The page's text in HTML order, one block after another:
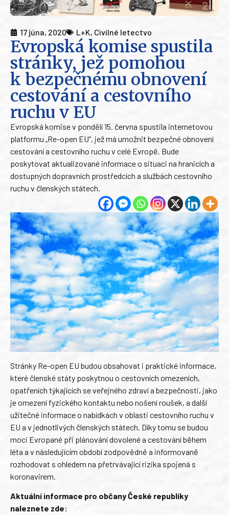
17 júna, 2020 L+K, Civilné letectvo
Evropská komise spustila
stránky, jež pomohou
k bezpečnému obnovení
cestování a cestovního
ruchu v EU
Evropská komise v pondělí 15. června spustila internetovou
platformu „Re-open EU“, jež má umožnit bezpečné obnovení
cestování a cestovního ruchu v celé Evropě. Bude
poskytovat aktualizované informace o situaci na hranicích a
dostupných dopravních prostředcích a službách cestovního
ruchu v členských státech.
Stránky Re-open EU budou obsahovat i praktické informace,
které členské státy poskytnou o cestovních omezeních,
opatřeních týkajících se veřejného zdraví a bezpečnosti, jako
je omezení fyzického kontaktu nebo nošení roušek, a další
užitečné informace o nabídkách v oblasti cestovního ruchu v
EU a v jednotlivých členských státech. Díky tomu se budou
moci Evropané při plánování dovolené a cestování během
léta a v následujícím období zodpovědně a informovaně
rozhodovat s ohledem na přetrvávající rizika spojená s
koronavirem.
Aktuální informace pro občany České republiky
naleznete zde: